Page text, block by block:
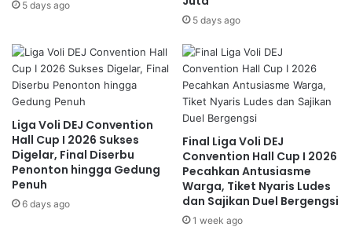
5 days ago
5 days ago
Liga Voli DEJ Convention
Hall Cup I 2026 Sukses
Digelar, Final Diserbu
Penonton hingga Gedung
Penuh
6 days ago
Final Liga Voli DEJ
Convention Hall Cup I 2026
Pecahkan Antusiasme
Warga, Tiket Nyaris Ludes
dan Sajikan Duel Bergengsi
1 week ago